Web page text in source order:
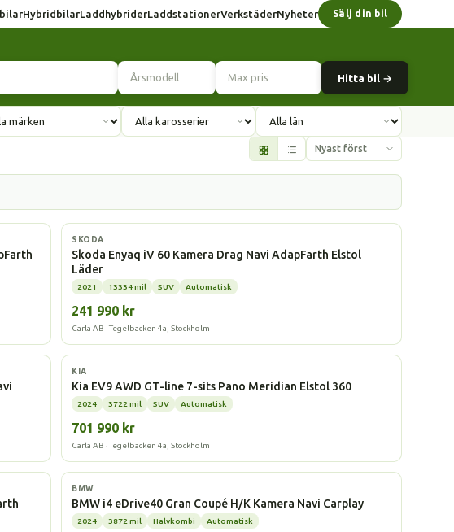
HybridbilarLaddhybriderLaddstationerVerkstäderNyheter Sälj din bil
Hitta bil →
Elbil
SKODA
Skoda Enyaq iV 60 Kamera Drag Navi AdapFarth Elstol
Läder
2021 13334 mil SUV Automatisk
241 990 kr
Carla AB · Tegelbacken 4a, Stockholm
Elbil
KIA
Kia EV9 AWD GT-line 7-sits Pano Meridian Elstol 360
2024 3722 mil SUV Automatisk
701 990 kr
Carla AB · Tegelbacken 4a, Stockholm
Elbil
BMW
BMW i4 eDrive40 Gran Coupé H/K Kamera Navi Carplay
2024 3872 mil Halvkombi Automatisk